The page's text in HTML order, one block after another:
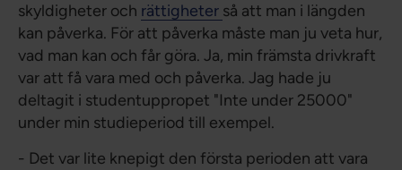
skyldigheter och rättigheter så att man i längden
kan påverka. För att påverka måste man ju veta hur,
vad man kan och får göra. Ja, min främsta drivkraft
var att få vara med och påverka. Jag hade ju
deltagit i studentuppropet "Inte under 25000"
under min studieperiod till exempel.
- Det var lite knepigt den första perioden att vara